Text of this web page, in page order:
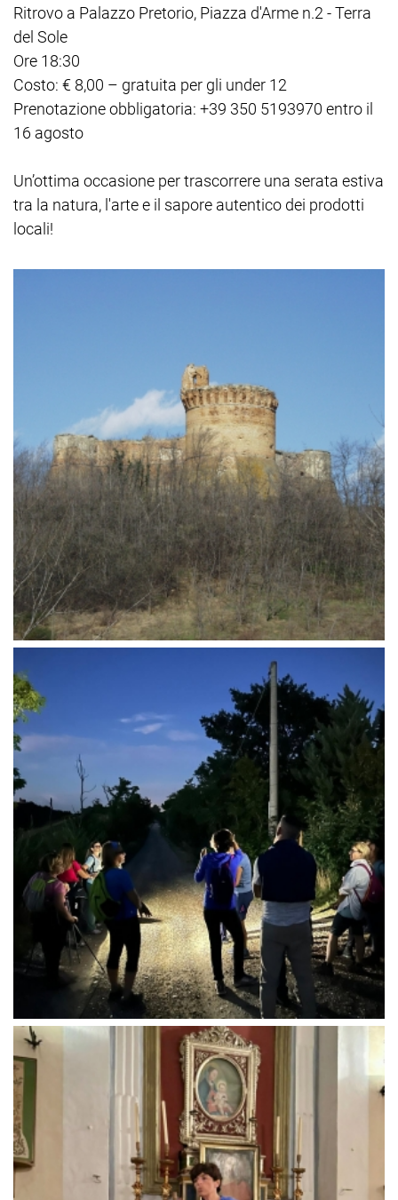
Ritrovo a Palazzo Pretorio, Piazza d'Arme n.2 - Terra
del Sole
Ore 18:30
Costo: € 8,00 – gratuita per gli under 12
Prenotazione obbligatoria: +39 350 5193970 entro il
16 agosto
Un’ottima occasione per trascorrere una serata estiva
tra la natura, l'arte e il sapore autentico dei prodotti
locali!